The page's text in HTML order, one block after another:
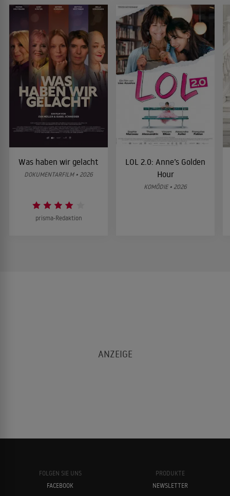
Was haben wir gelacht
DOKUMENTARFILM • 2026
prisma-Redaktion
LOL 2.0: Anne’s Golden
Hour
KOMÖDIE • 2026
FOLGEN SIE UNS
FACEBOOK
PRODUKTE
NEWSLETTER